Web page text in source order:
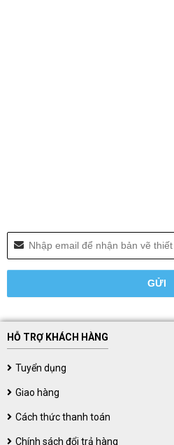
HỖ TRỢ KHÁCH HÀNG
Tuyển dụng
Giao hàng
Cách thức thanh toán
Chính sách đổi trả hàng